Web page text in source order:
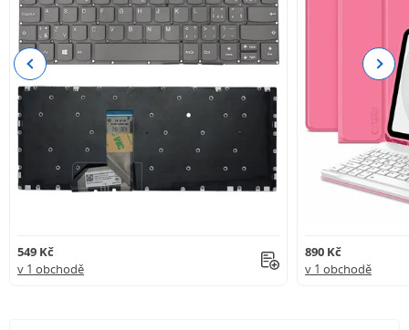
549 Kč
v 1 obchodě
890 Kč
v 1 obchodě
Previous Next